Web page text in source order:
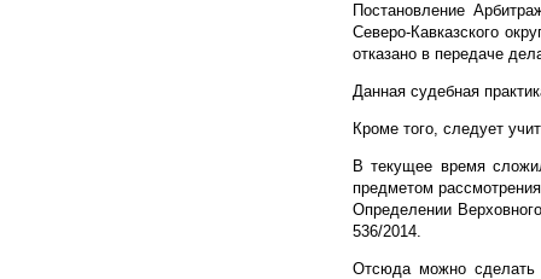
Постановление
Северо-Кавказского
отказано в передаче
Данная судебная
Кроме того, следует
В текущее время
предметом
Определении
536/2014.
Отсюда можно сделать